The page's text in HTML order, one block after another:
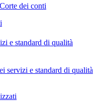
dei conti
e standard di qualità
servizi e standard di qualità